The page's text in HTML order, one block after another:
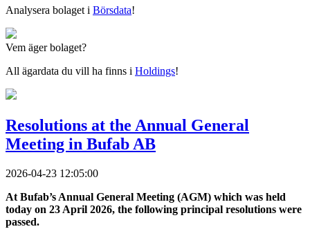
Analysera bolaget i Börsdata!
Vem äger bolaget?
All ägardata du vill ha finns i Holdings!
Resolutions at the Annual General
Meeting in Bufab AB
2026-04-23 12:05:00
At Bufab’s Annual General Meeting (AGM) which was held
today on 23 April 2026, the following principal resolutions were
passed.